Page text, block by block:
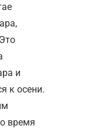
и
к осени.
время